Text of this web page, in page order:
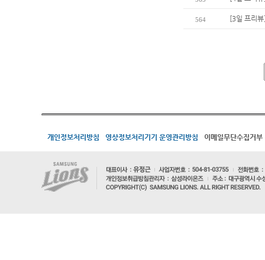
564 [3일 프리
개인정보처리방침 영상정보처리기기 운영관리방침 이메일무단수집거부